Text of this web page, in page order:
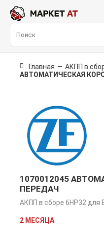
Главная — АКПП в
АВТОМАТИЧЕСКАЯ
1070012045
ПЕРЕДАЧ
АКПП в сборе 6HP32 для
2 МЕСЯЦА